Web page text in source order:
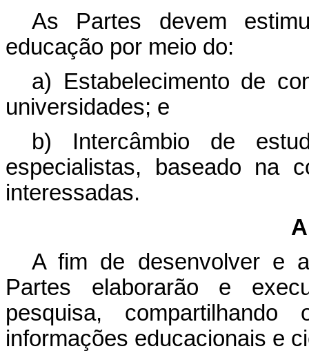
As Partes devem
educação por meio do:
a) Estabelecimento de
universidades; e
b) Intercâmbio de
especialistas, baseado na
interessadas.
A fim de desenvolver e
Partes elaborarão e
pesquisa,
informações educacionais e